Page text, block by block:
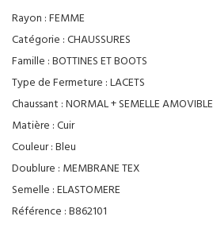
Rayon :FEMME
Catégorie :CHAUSSURES
Famille :BOTTINES ET BOOTS
Type de Fermeture :LACETS
Chaussant :NORMAL + SEMELLE AMOVIBLE
Matière :Cuir
Couleur :Bleu
Doublure : MEMBRANE TEX
Semelle :ELASTOMERE
Référence :B862101